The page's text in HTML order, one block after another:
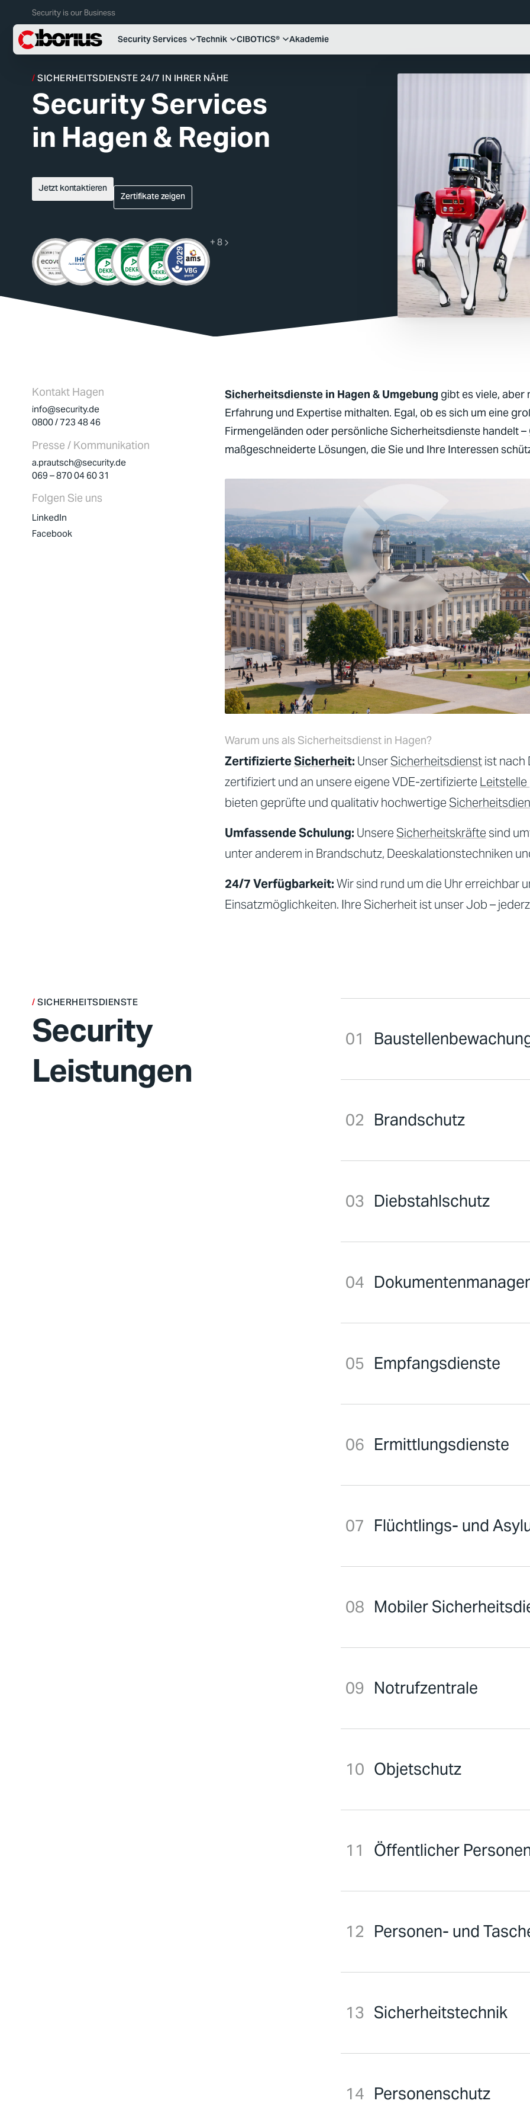
Security is our Business
Security Services Technik CIBOTICS® Akademie
Security Services
in Hagen & Region
SICHERHEITSDIENSTE 24/7 IN IHRER NÄHE
Jetzt kontaktieren Zertifikate zeigen
+ 8
Kontakt Hagen
info@security.de
0800 / 723 48 46
Presse / Kommunikation
a.prautsch@security.de
069 – 870 04 60 31
Folgen Sie uns
LinkedIn
Facebook
Sicherheitsdienstein Hagen & Umgebung gibt es viele, aber
Erfahrung und Expertise mithalten. Egal, ob es sich um eine
Firmengeländen oder persönlicheSicherheitsdienstehandelt –
maßgeschneiderte Lösungen, die Sie und Ihre Interessen
Warum uns als Sicherheitsdienst in Hagen?
ZertifizierteSicherheit: UnserSicherheitsdienstist nach
zertifiziert und an unsere eigene VDE-zertifizierte Leitstelle
bieten geprüfte und qualitativ hochwertige
Umfassende Schulung: Unsere Sicherheitskräfte sind
unter anderem in Brandschutz, Deeskalationstechniken
24/7 Verfügbarkeit:Wir sind rund um die Uhr erreichbar
Einsatzmöglichkeiten. Ihre Sicherheitist unser Job –
SICHERHEITSDIENSTE
Security
Leistungen
Brandschutz
Diebstahlschutz
Empfangsdienste
Ermittlungsdienste
Flüchtlings- und
Mobiler
Notrufzentrale
Objetschutz
Öffentlicher
Personen- und
Sicherheitstechnik
Personenschutz